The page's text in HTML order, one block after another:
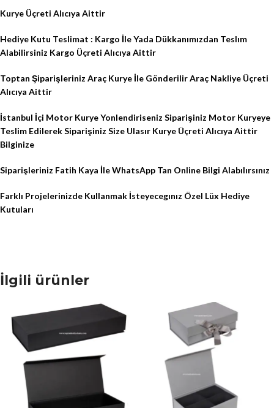
Kurye Üçreti Alıcıya Aittir
Hediye Kutu Teslimat : Kargo İle Yada Dükkanımızdan Teslım
Alabilirsiniz Kargo Üçreti Alıcıya Aittir
Toptan Şiparişleriniz Araç Kurye İle Gönderilir Araç Nakliye Üçreti
Alıcıya Aittir
İstanbul İçi Motor Kurye Yonlendiriseniz Siparişiniz Motor Kuryeye
Teslim Edilerek Siparişiniz Size Ulasır Kurye Üçreti Alıcıya Aittir
Bilginize
Siparişleriniz Fatih Kaya İle WhatsApp Tan Online Bilgi Alabılırsınız
Farklı Projelerinizde Kullanmak İsteyecegınız Özel Lüx Hediye
Kutuları
İlgili ürünler